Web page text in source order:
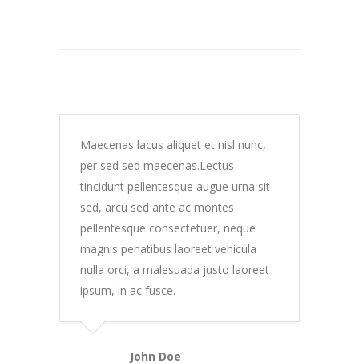
Maecenas lacus aliquet et nisl nunc,
per sed sed maecenas.Lectus
tincidunt pellentesque augue urna sit
sed, arcu sed ante ac montes
pellentesque consectetuer, neque
magnis penatibus laoreet vehicula
nulla orci, a malesuada justo laoreet
ipsum, in ac fusce.
John Doe